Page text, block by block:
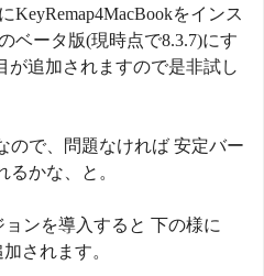
KeyRemap4MacBookをインス
ベータ版(現時点で8.3.7)にす
が追加されますので是非試し
ので、問題なければ 安定バー
るかな、と。
ンを導入すると 下の様に
されます。